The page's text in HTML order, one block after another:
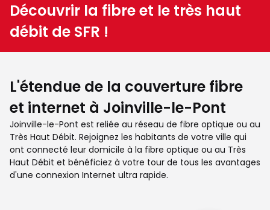
Découvrir la fibre et le très haut
débit de SFR !
L'étendue de la couverture fibre
et internet à Joinville-le-Pont
Joinville-le-Pont est reliée au réseau de fibre optique ou au
Très Haut Débit. Rejoignez les habitants de votre ville qui
ont connecté leur domicile à la fibre optique ou au Très
Haut Débit et bénéficiez à votre tour de tous les avantages
d'une connexion Internet ultra rapide.